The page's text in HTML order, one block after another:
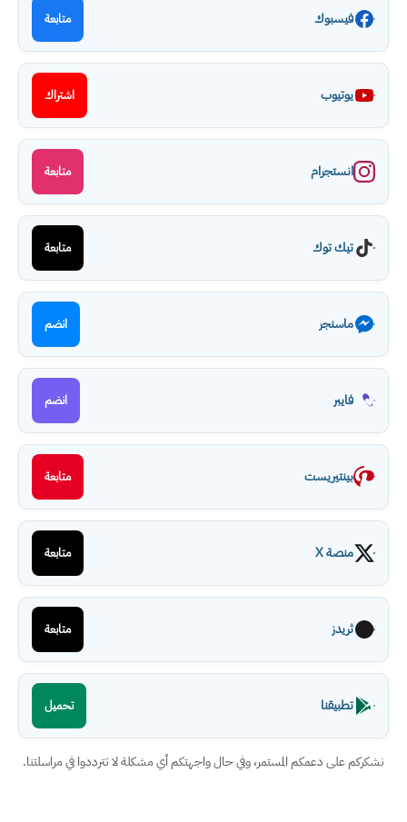
فيسبوك متابعة
يوتيوب اشتراك
انستجرام متابعة
تيك توك متابعة
ماسنجر انضم
فايبر انضم
بينتيريست متابعة
منصة X متابعة
ثريدز متابعة
تطبيقنا تحميل
نشكركم على دعمكم المستمر، وفي حال واجهتكم أي مشكلة لا تترددوا في مراسلتنا.